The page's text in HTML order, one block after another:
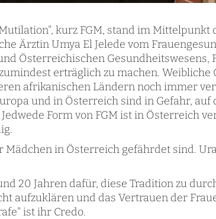
kurz FGM, stand im
Ärztin Umya El Jelede vom
Österreichischen
erträglich zu machen.
afrikanischen Ländern noch immer
und in Österreich sind in Gefahr,
Form von FGM ist in Österreich
Mädchen in Österreich gefährdet sind.
20 Jahren dafür, diese Tradition zu
aufzuklären und das Vertrauen der
ist ihr Credo.